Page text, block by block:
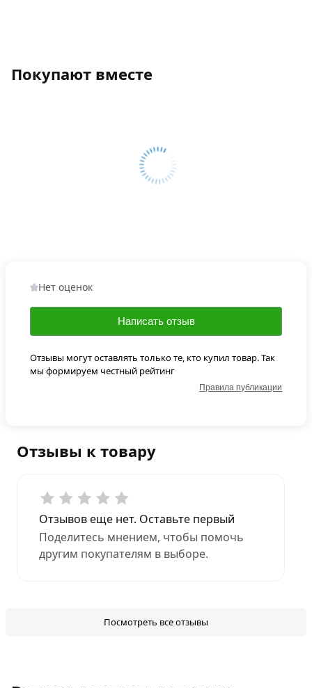
Покупают вместе
Отзывы к товару
Отзывов еще нет. Оставьте первый
Поделитесь мнением, чтобы помочь
другим покупателям в выборе.
Посмотреть все отзывы
Нет оценок
Написать отзыв
Отзывы могут оставлять только те, кто купил товар. Так
мы формируем честный рейтинг
Правила публикации